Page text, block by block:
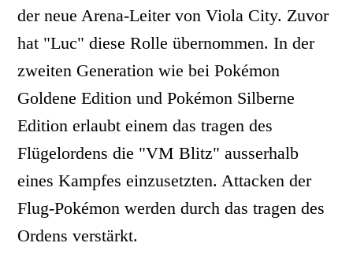
der neue Arena-Leiter von Viola City. Zuvor
hat "Luc" diese Rolle übernommen. In der
zweiten Generation wie bei Pokémon
Goldene Edition und Pokémon Silberne
Edition erlaubt einem das tragen des
Flügelordens die "VM Blitz" ausserhalb
eines Kampfes einzusetzten. Attacken der
Flug-Pokémon werden durch das tragen des
Ordens verstärkt.